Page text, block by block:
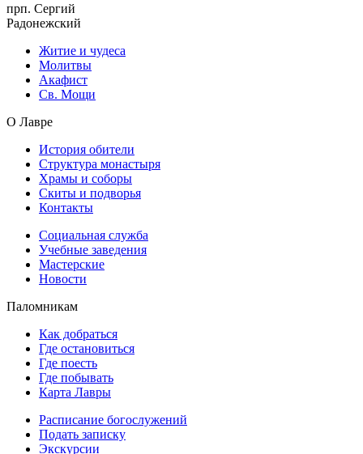
прп. Сергий
Радонежский
Житие и чудеса
Молитвы
Акафист
Св. Мощи
О Лавре
История обители
Структура монастыря
Храмы и соборы
Скиты и подворья
Контакты
Социальная служба
Учебные заведения
Мастерские
Новости
Паломникам
Как добраться
Где остановиться
Где поесть
Где побывать
Карта Лавры
Расписание богослужений
Подать записку
Экскурсии